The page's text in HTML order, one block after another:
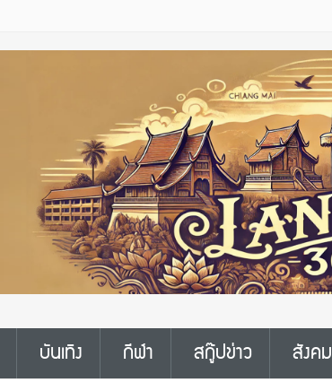
บันเทิง กีฬา สกู๊ปข่าว สังคม